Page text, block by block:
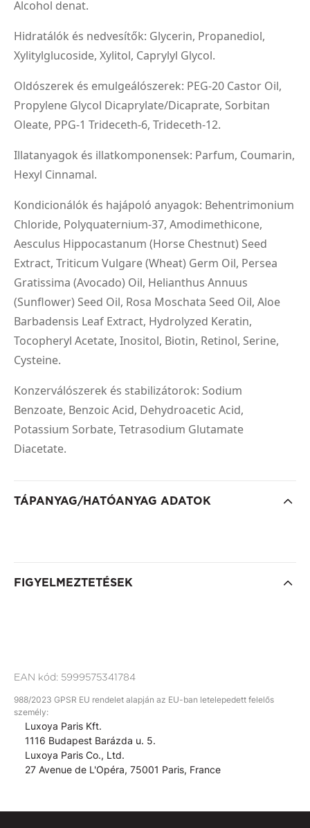
Alcohol denat.
Hidratálók és nedvesítők: Glycerin, Propanediol,
Xylitylglucoside, Xylitol, Caprylyl Glycol.
Oldószerek és emulgeálószerek: PEG-20 Castor Oil,
Propylene Glycol Dicaprylate/Dicaprate, Sorbitan
Oleate, PPG-1 Trideceth-6, Trideceth-12.
Illatanyagok és illatkomponensek: Parfum, Coumarin,
Hexyl Cinnamal.
Kondicionálók és hajápoló anyagok: Behentrimonium
Chloride, Polyquaternium-37, Amodimethicone,
Aesculus Hippocastanum (Horse Chestnut) Seed
Extract, Triticum Vulgare (Wheat) Germ Oil, Persea
Gratissima (Avocado) Oil, Helianthus Annuus
(Sunflower) Seed Oil, Rosa Moschata Seed Oil, Aloe
Barbadensis Leaf Extract, Hydrolyzed Keratin,
Tocopheryl Acetate, Inositol, Biotin, Retinol, Serine,
Cysteine.
Konzerválószerek és stabilizátorok: Sodium
Benzoate, Benzoic Acid, Dehydroacetic Acid,
Potassium Sorbate, Tetrasodium Glutamate
Diacetate.
TÁPANYAG/HATÓANYAG ADATOK
FIGYELMEZTETÉSEK
EAN kód: 5999575341784
988/2023 GPSR EU rendelet alapján az EU-ban letelepedett felelős
személy:
Luxoya Paris Kft.
1116 Budapest Barázda u. 5.
Luxoya Paris Co., Ltd.
27 Avenue de L'Opéra, 75001 Paris, France